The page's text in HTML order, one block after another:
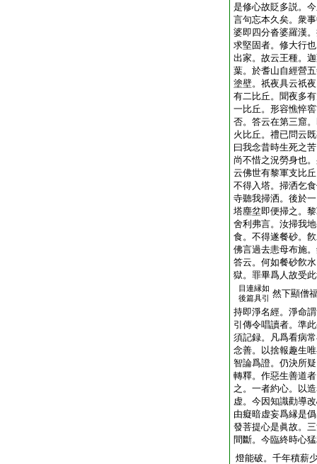
是修心故貶多説。
言句忘本久矣。衆
婆即四分沓婆羅漢
求堅固者。修大行
出家。故云王種。
葉。於耆山自經營
塗壁。祇夜具云祇
有二比丘。聞夜多
一比丘。形容憔悴
否。答云在第三窟
火比丘。禮已問云
曰我念昔時生死之
尚不惜之況勞身也
云佛世有黎軍支比
不得入塔。掃洒乞
寺聽我掃洒。後於
塔塵坌即便掃之。
舍利弗言。汝掃我
食。不得遂餐砂。
佛言過去恚母布施
答云。何如餐砂飮
獄。罪畢爲人故受
目連縁如
後篇具引 然下顯僧
持即淨名經。淨命
引傳令唱讀者。準
須記録。凡爲看病
念善。以捨報趣生
智論爲證。仍決所
轉釋。作惡生善道
之。一者約心。以
虚。今因知識勸導
由癡暗虚妄爲縁是
發菩提心是眞故。
間斷。今臨終時心
燈能破。千年積薪